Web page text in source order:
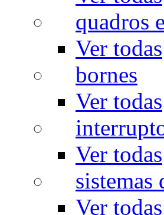
quadros
Ver todas
bornes
Ver todas
Ver todas
sistemas
Ver todas